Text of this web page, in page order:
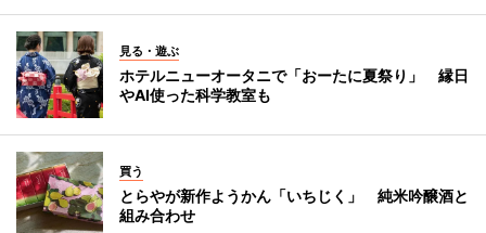
見る・遊ぶ
ホテルニューオータニで「おーたに夏祭り」 縁日
やAI使った科学教室も
買う
とらやが新作ようかん「いちじく」 純米吟醸酒と
組み合わせ